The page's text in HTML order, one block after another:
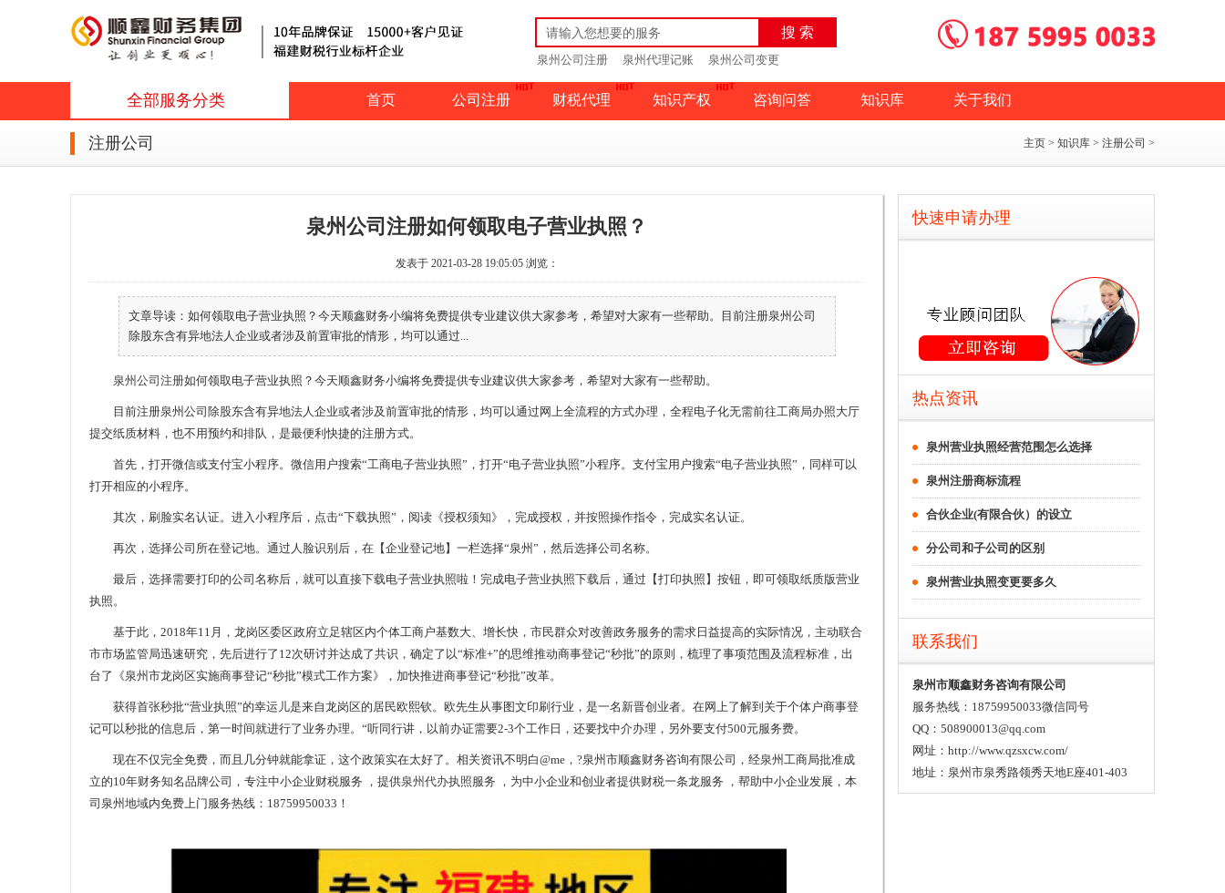
搜 索
泉州公司注册 泉州代理记账 泉州公司变更
全部服务分类 首页 公司注册 财税代理 知识产权 咨询问答 知识库 关于我们
注册公司 主页 > 知识库 > 注册公司 >
泉州公司注册如何领取电子营业执照？
发表于 2021-03-28 19:05:05 浏览：
文章导读：如何领取电子营业执照？今天顺鑫财务小编将免费提供专业建议供大家参考，希望对大家有一些帮助。目前注册泉州公司
除股东含有异地法人企业或者涉及前置审批的情形，均可以通过...
泉州公司注册如何领取电子营业执照？今天顺鑫财务小编将免费提供专业建议供大家参考，希望对大家有一些帮助。
目前注册泉州公司除股东含有异地法人企业或者涉及前置审批的情形，均可以通过网上全流程的方式办理，全程电子化无需前往工商局办照大厅
提交纸质材料，也不用预约和排队，是最便利快捷的注册方式。
首先，打开微信或支付宝小程序。微信用户搜索“工商电子营业执照”，打开“电子营业执照”小程序。支付宝用户搜索“电子营业执照”，同样可以
打开相应的小程序。
其次，刷脸实名认证。进入小程序后，点击“下载执照”，阅读《授权须知》，完成授权，并按照操作指令，完成实名认证。
再次，选择公司所在登记地。通过人脸识别后，在【企业登记地】一栏选择“泉州”，然后选择公司名称。
最后，选择需要打印的公司名称后，就可以直接下载电子营业执照啦！完成电子营业执照下载后，通过【打印执照】按钮，即可领取纸质版营业
执照。
基于此，2018年11月，龙岗区委区政府立足辖区内个体工商户基数大、增长快，市民群众对改善政务服务的需求日益提高的实际情况，主动联合
市市场监管局迅速研究，先后进行了12次研讨并达成了共识，确定了以“标准+”的思维推动商事登记“秒批”的原则，梳理了事项范围及流程标准，出
台了《泉州市龙岗区实施商事登记“秒批”模式工作方案》，加快推进商事登记“秒批”改革。
获得首张秒批“营业执照”的幸运儿是来自龙岗区的居民欧熙钦。欧先生从事图文印刷行业，是一名新晋创业者。在网上了解到关于个体户商事登
记可以秒批的信息后，第一时间就进行了业务办理。“听同行讲，以前办证需要2-3个工作日，还要找中介办理，另外要支付500元服务费。
现在不仅完全免费，而且几分钟就能拿证，这个政策实在太好了。相关资讯不明白@me，?泉州市顺鑫财务咨询有限公司，经泉州工商局批准成
立的10年财务知名品牌公司，专注中小企业财税服务 ，提供泉州代办执照服务 ，为中小企业和创业者提供财税一条龙服务 ，帮助中小企业发展，本
司泉州地域内免费上门服务热线：18759950033！
快速申请办理
热点资讯
泉州营业执照经营范围怎么选择
泉州注册商标流程
合伙企业(有限合伙）的设立
分公司和子公司的区别
泉州营业执照变更要多久
联系我们
泉州市顺鑫财务咨询有限公司
服务热线：18759950033微信同号
QQ：508900013@qq.com
网址：http://www.qzsxcw.com/
地址：泉州市泉秀路领秀天地E座401-403